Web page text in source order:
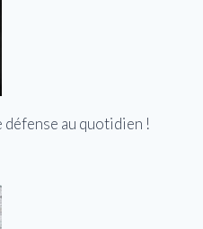
au quotidien !